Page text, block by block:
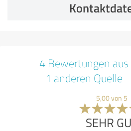
4 Bewertungen aus
1 anderen Quelle
5,00 von 5
SEHR